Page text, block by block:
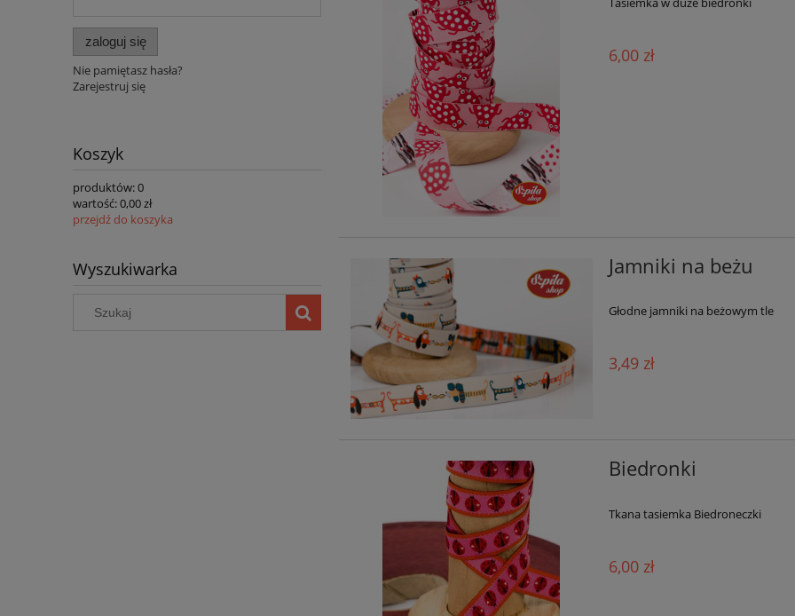
zaloguj się
Nie pamiętasz hasła?
Zarejestruj się
Koszyk
produktów:0
wartość:0,00 zł
przejdź do koszyka
Wyszukiwarka
6,00 zł
Jamniki na beżu
Głodne jamniki na beżowym tle
3,49 zł
Biedronki
Tkana tasiemka Biedroneczki
6,00 zł